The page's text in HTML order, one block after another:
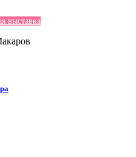
выставка